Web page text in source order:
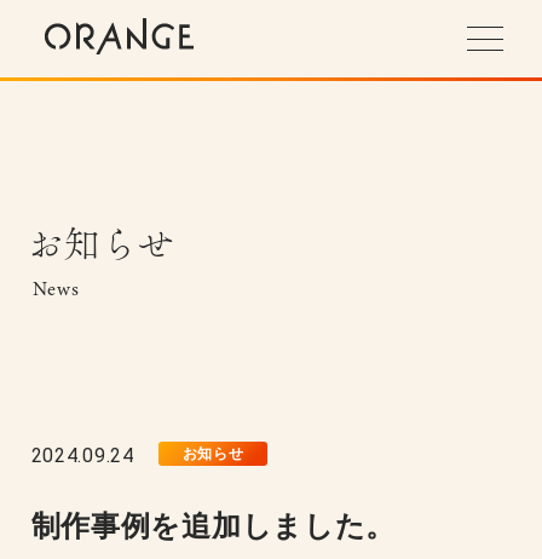
お知らせ
News
2024.09.24 お知らせ
制作事例を追加しました。